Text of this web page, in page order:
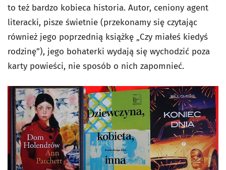
to też bardzo kobieca historia. Autor, ceniony agent
literacki, pisze świetnie (przekonamy się czytając
również jego poprzednią książkę „Czy miałeś kiedyś
rodzinę”), jego bohaterki wydają się wychodzić poza
karty powieści, nie sposób o nich zapomnieć.